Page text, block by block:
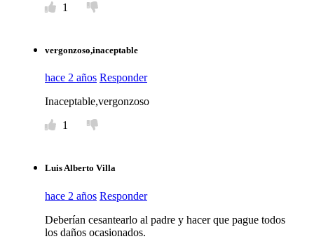
1
vergonzoso,inaceptable
hace 2 años Responder
Inaceptable,vergonzoso
1
Luis Alberto Villa
hace 2 años Responder
Deberían cesantearlo al padre y hacer que pague todos
los daños ocasionados.